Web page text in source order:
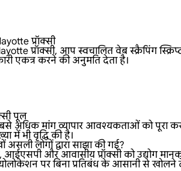
प्रॉक्सी
प्रॉक्सी, आप स्वचालित वेब स्क्रैपिंग
एकत्र करने की अनुमति देता है।
पूल
अधिक मांग व्यापार आवश्यकताओं को पूरा
में भी वृद्धि की है।
लोगों द्वारा साझा की गई?
आईएसपी और आवासीय प्रॉक्सी को उद्योग
पर बिना प्रतिबंध के आसानी से खोलने